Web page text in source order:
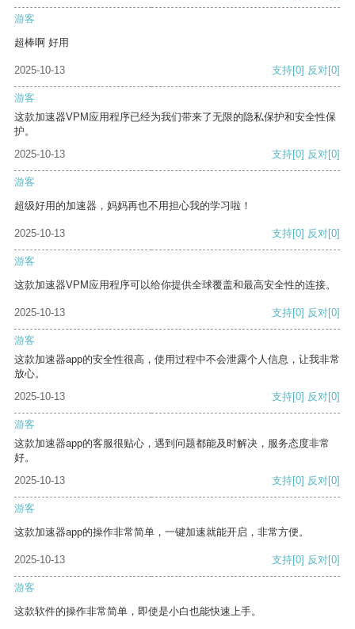
游客
超棒啊 好用
2025-10-13 支持[0] 反对[0]
游客
这款加速器VPM应用程序已经为我们带来了无限的隐私保护和安全性保
护。
2025-10-13
支持[0] 反对[0]
游客
超级好用的加速器，妈妈再也不用担心我的学习啦！
2025-10-13 支持[0] 反对[0]
游客
这款加速器VPM应用程序可以给你提供全球覆盖和最高安全性的连接。
2025-10-13 支持[0] 反对[0]
游客
这款加速器app的安全性很高，使用过程中不会泄露个人信息，让我非常
放心。
2025-10-13
支持[0] 反对[0]
游客
这款加速器app的客服很贴心，遇到问题都能及时解决，服务态度非常
好。
2025-10-13
支持[0] 反对[0]
游客
这款加速器app的操作非常简单，一键加速就能开启，非常方便。
2025-10-13 支持[0] 反对[0]
游客
这款软件的操作非常简单，即使是小白也能快速上手。